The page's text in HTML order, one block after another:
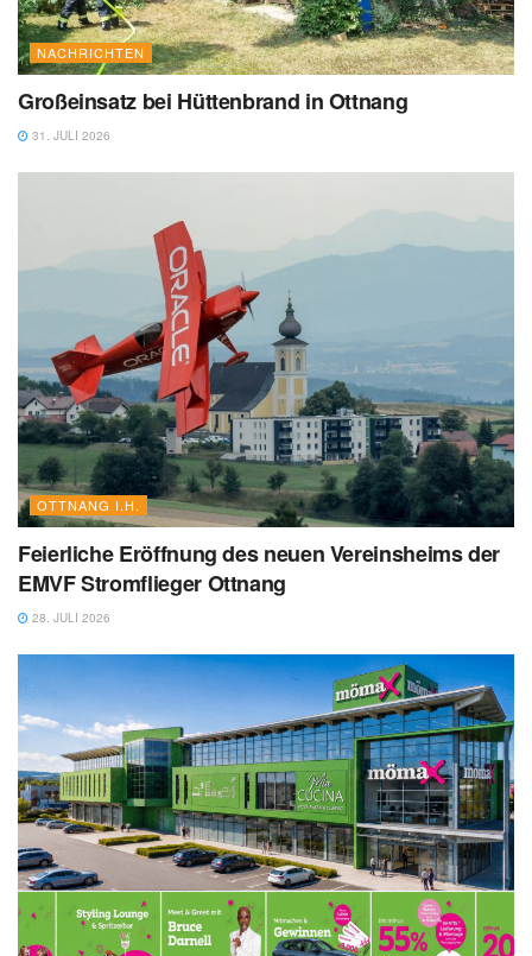
NACHRICHTEN
Großeinsatz bei Hüttenbrand in Ottnang
31. JULI 2026
OTTNANG I.H.
Feierliche Eröffnung des neuen Vereinsheims der
EMVF Stromflieger Ottnang
28. JULI 2026